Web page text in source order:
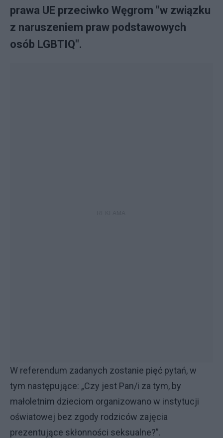
prawa UE przeciwko Węgrom "w związku
z naruszeniem praw podstawowych
osób LGBTIQ".
W referendum zadanych zostanie pięć pytań, w
tym następujące: „Czy jest Pan/i za tym, by
małoletnim dzieciom organizowano w instytucji
oświatowej bez zgody rodziców zajęcia
prezentujące skłonności seksualne?”.